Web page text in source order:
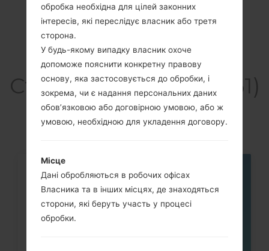
dual-band, Wi-Fi Direct,
hotspot
Статті LGH961(LGH961)
akaLG V10
обробка необхідна для цілей законних
інтересів, які переслідує власник або третя
сторона.
У будь-якому випадку власник охоче
допоможе пояснити конкретну правову
основу, яка застосовується до обробки, і
зокрема, чи є надання персональних даних
обов’язковою або договірною умовою, або ж
умовою, необхідною для укладення договору.
Місце
Дані обробляються в робочих офісах
Власника та в інших місцях, де знаходяться
сторони, які беруть участь у процесі
обробки.